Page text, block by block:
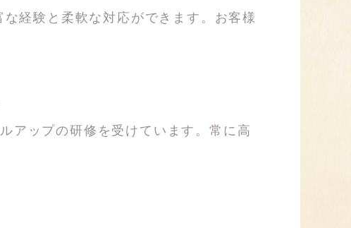
経験と柔軟な対応ができます。お客様
アップの研修を受けています。常に高